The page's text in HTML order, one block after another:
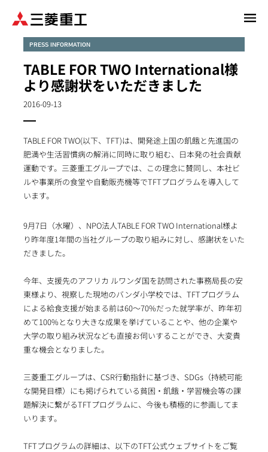
PRESS INFORMATION
TABLE FOR TWO International様
より感謝状をいただきました
2016-09-13
TABLE FOR TWO(以下、TFT)は、開発途上国の飢餓と先進国の
肥満や生活習慣病の解消に同時に取り組む、日本発の社会貢献
運動です。三菱重工グループでは、この理念に賛同し、本社ビ
ルや事業所の食堂や自動販売機等でTFTプログラムを導入して
います。
9月7日（水曜）、NPO法人TABLE FOR TWO International様よ
り昨年度1年間の当社グループの取り組みに対し、感謝状をいた
だきました。
今年、支援先のアフリカ ルワンダ国を訪問された事務局長の安
東様より、視察した現地のバンダ小学校では、TFTプログラム
による給食支援が始まる前は60～70%だった就学率が、昨年初
めて100%となり大きな成果を挙げていることや、他の企業や
大学の取り組み状況なども直接お伺いすることができ、大変貴
重な機会となりました。
三菱重工グループは、CSR行動指針に基づき、SDGs（持続可能
な開発目標）にも掲げられている貧困・飢餓・学習機会等の課
題解決に繋がるTFTプログラムに、今後も積極的に参画してま
いります。
TFTプログラムの詳細は、以下のTFT公式ウェブサイトをご覧